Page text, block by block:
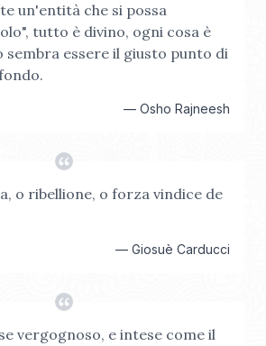
un'entità che si possa
tutto è divino, ogni cosa è
sembra essere il giusto punto di
— Osho Rajneesh
o ribellione, o forza vindice de
— Giosuè Carducci
vergognoso, e intese come il